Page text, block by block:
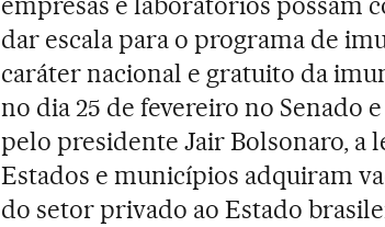
dar escala para o programa de
caráter nacional e gratuito da
no dia 25 de fevereiro no Senado
pelo presidente Jair Bolsonaro, a
Estados e municípios adquiram
do setor privado ao Estado